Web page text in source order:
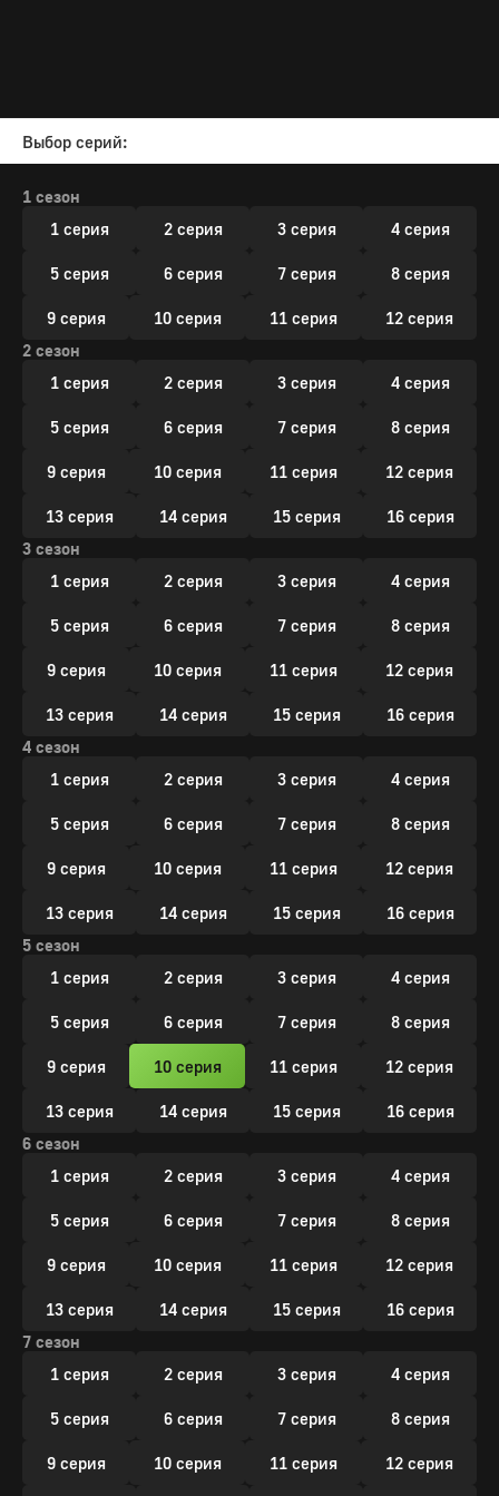
Выбор серий:
1 сезон
1 серия
2 серия 3 серия 4 серия
5 серия 6 серия 7 серия 8 серия
9 серия 10 серия 11 серия
12 серия
2 сезон
1 серия
2 серия 3 серия 4 серия
5 серия 6 серия 7 серия 8 серия
9 серия 10 серия 11 серия 12 серия
13 серия 14 серия 15 серия
16 серия
3 сезон
1 серия
2 серия 3 серия 4 серия
5 серия 6 серия 7 серия 8 серия
9 серия 10 серия 11 серия 12 серия
13 серия 14 серия 15 серия
16 серия
4 сезон
1 серия
2 серия 3 серия 4 серия
5 серия 6 серия 7 серия 8 серия
9 серия 10 серия 11 серия 12 серия
13 серия 14 серия 15 серия
16 серия
5 сезон
1 серия
2 серия 3 серия 4 серия
5 серия 6 серия 7 серия 8 серия
9 серия 10 серия 11 серия 12 серия
13 серия 14 серия 15 серия
16 серия
6 сезон
1 серия
2 серия 3 серия 4 серия
5 серия 6 серия 7 серия 8 серия
9 серия 10 серия 11 серия 12 серия
13 серия 14 серия 15 серия
16 серия
7 сезон
1 серия
2 серия 3 серия 4 серия
5 серия 6 серия 7 серия 8 серия
9 серия 10 серия 11 серия 12 серия